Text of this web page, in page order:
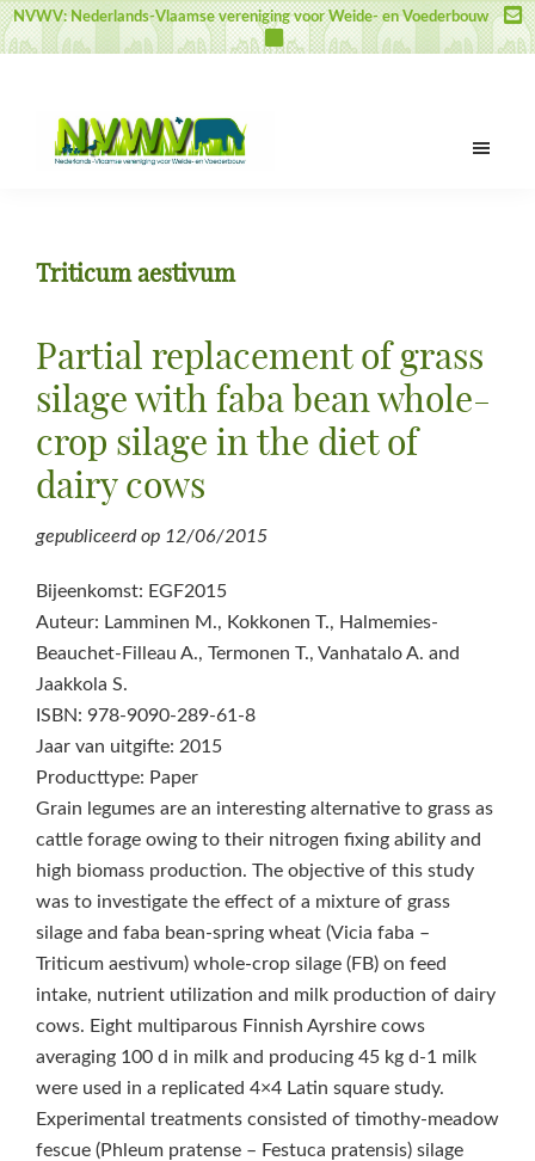
Door
naar
inhoud
Spring
naar
sidebar
Spring
naar
NVWV: Nederlands-Vlaamse vereniging voor Weide- en Voederbouw
voor
en
Voederbouw
Triticum aestivum
Partial replacement of grass
silage with faba bean whole-
crop silage in the diet of
dairy cows
gepubliceerd op 12/06/2015
Bijeenkomst: EGF2015
Auteur: Lamminen M., Kokkonen T., Halmemies-
Beauchet-Filleau A., Termonen T., Vanhatalo A. and
Jaakkola S.
ISBN: 978-9090-289-61-8
Jaar van uitgifte: 2015
Producttype: Paper
Grain legumes are an interesting alternative to grass as
cattle forage owing to their nitrogen fixing ability and
high biomass production. The objective of this study
was to investigate the effect of a mixture of grass
silage and faba bean-spring wheat (Vicia faba –
Triticum aestivum) whole-crop silage (FB) on feed
intake, nutrient utilization and milk production of dairy
cows. Eight multiparous Finnish Ayrshire cows
averaging 100 d in milk and producing 45 kg d‑1 milk
were used in a replicated 4×4 Latin square study.
Experimental treatments consisted of timothy-meadow
fescue (Phleum pratense – Festuca pratensis) silage